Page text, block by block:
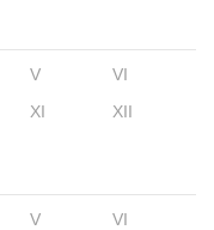
V
VI
XI XII
V
VI